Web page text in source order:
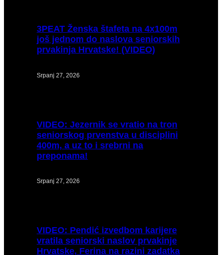
3PEAT Ženska štafeta na 4x100m
još jednom do naslova seniorskih
prvakinja Hrvatske! (VIDEO)
Srpanj 27, 2026
VIDEO: Jezernik se vratio na tron
seniorskog prvenstva u disciplini
400m, a uz to i srebrni na
preponama!
Srpanj 27, 2026
VIDEO: Pendić izvedbom karijere
vratila seniorski naslov prvakinje
Hrvatske, Ferina na razini zadatka